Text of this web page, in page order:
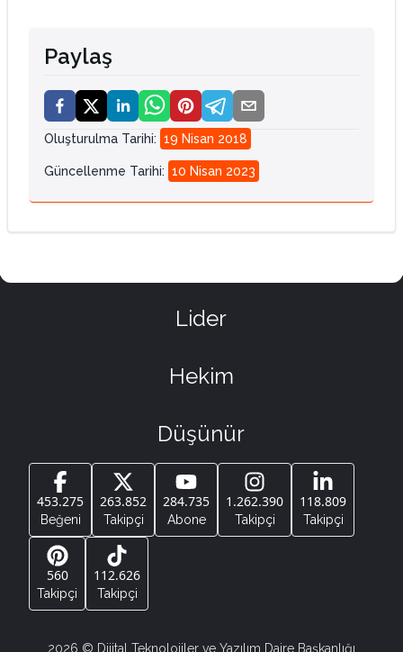
Paylaş
Oluşturulma Tarihi: 19 Nisan 2018
Güncellenme Tarihi: 10 Nisan 2023
Lider
Hekim
Düşünür
453.275
Beğeni
263.852
Takipçi
284.735
Abone
1.262.390
Takipçi
118.809
Takipçi
560
Takipçi
112.626
Takipçi
2026 © Dijital Teknolojiler ve Yazılım Daire Başkanlığı